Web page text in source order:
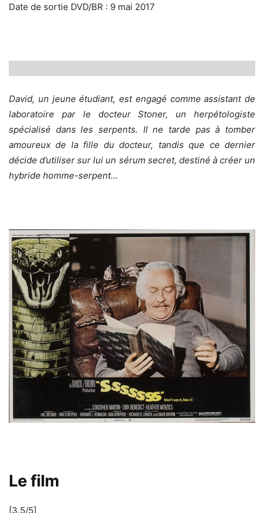
Date de sortie DVD/BR : 9 mai 2017
David, un jeune étudiant, est engagé comme assistant de
laboratoire par le docteur Stoner, un herpétologiste
spécialisé dans les serpents. Il ne tarde pas à tomber
amoureux de la fille du docteur, tandis que ce dernier
décide d’utiliser sur lui un sérum secret, destiné à créer un
hybride homme-serpent…
Le film
[3,5/5]